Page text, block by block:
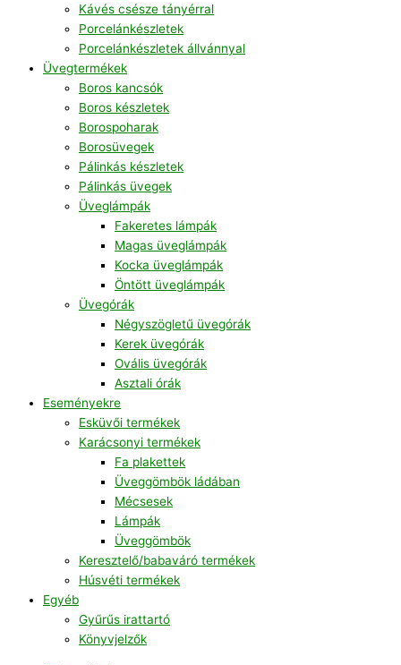
Kávés csésze tányérral
Porcelánkészletek
Porcelánkészletek állvánnyal
Üvegtermékek
Boros kancsók
Boros készletek
Borospoharak
Borosüvegek
Pálinkás készletek
Pálinkás üvegek
Üveglámpák
Fakeretes lámpák
Magas üveglámpák
Kocka üveglámpák
Öntött üveglámpák
Üvegórák
Négyszögletű üvegórák
Kerek üvegórák
Ovális üvegórák
Asztali órák
Eseményekre
Esküvői termékek
Karácsonyi termékek
Fa plakettek
Üveggömbök ládában
Mécsesek
Lámpák
Üveggömbök
Keresztelő/babaváró termékek
Húsvéti termékek
Egyéb
Gyűrűs irattartó
Könyvjelzők